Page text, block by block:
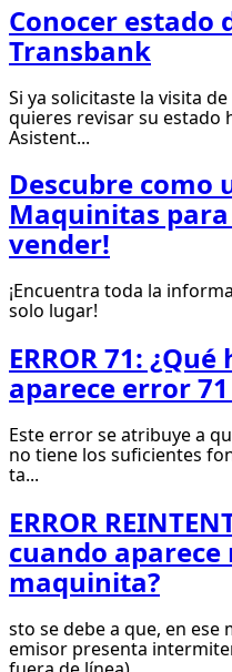
Conocer estado
Transbank
Si ya solicitaste la visita
quieres revisar su estado
Asistent...
Descubre como
Maquinitas para
vender!
¡Encuentra toda la
solo lugar!
ERROR 71:
aparece error
Este error se atribuye a
no tiene los suficientes
ta...
ERROR
cuando
maquinita?
sto se debe a que, en
emisor presenta